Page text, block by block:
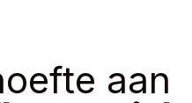
aan